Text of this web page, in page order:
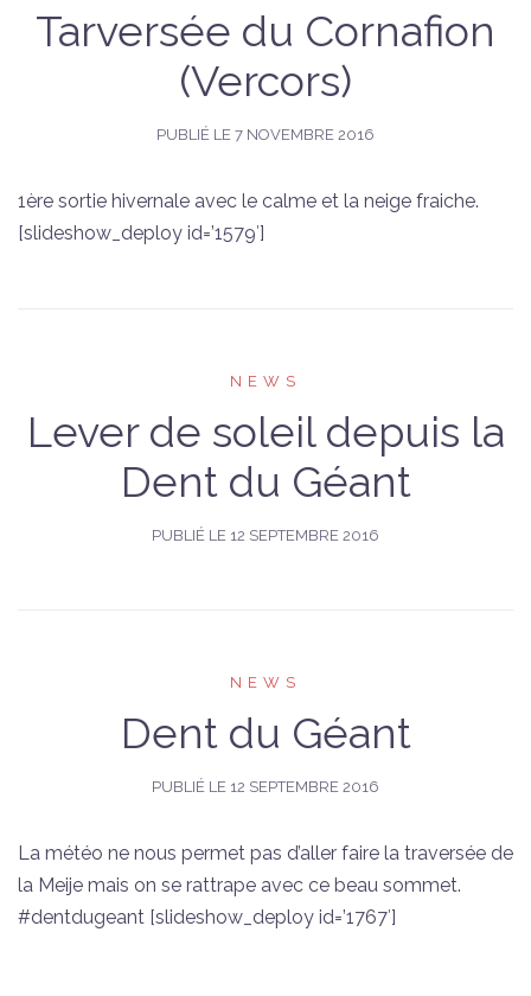
Tarversée du Cornafion
(Vercors)
PUBLIÉ LE 7 NOVEMBRE 2016
1ère sortie hivernale avec le calme et la neige fraiche.
[slideshow_deploy id=’1579′]
NEWS
Lever de soleil depuis la
Dent du Géant
PUBLIÉ LE 12 SEPTEMBRE 2016
NEWS
Dent du Géant
PUBLIÉ LE 12 SEPTEMBRE 2016
La météo ne nous permet pas d’aller faire la traversée de
la Meije mais on se rattrape avec ce beau sommet.
#dentdugeant [slideshow_deploy id=’1767′]